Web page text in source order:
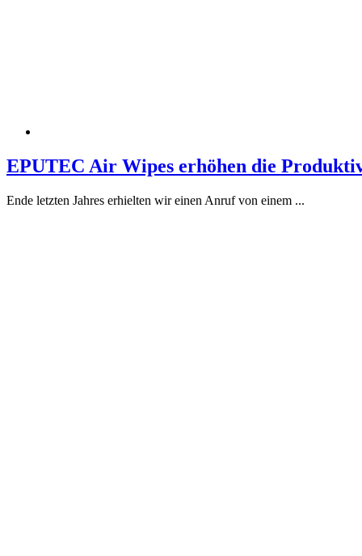
EPUTEC Air Wipes erhöhen die
Ende letzten Jahres erhielten wir einen Anruf von einem ...